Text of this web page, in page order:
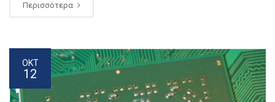
Περισσότερα
ΟΚΤ
12